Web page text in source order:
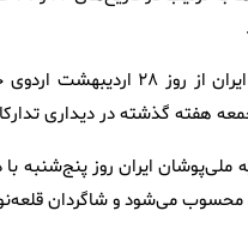
تیم ملی فوتبال
هفته گذشته در دیداری
ملی‌پوشان ایران روز
محسوب می‌شود و شاگردان